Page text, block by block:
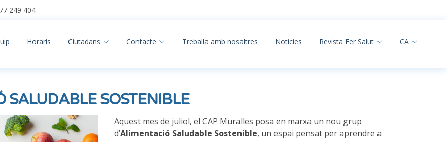
249 404
Horaris Ciutadans Contacte Treballa amb nosaltres Noticies Revista Fer Salut CA
SALUDABLE SOSTENIBLE
Aquest mes de juliol, el CAP Muralles posa en marxa un nou grup
d’Alimentació Saludable Sostenible, un espai pensat per aprendre a